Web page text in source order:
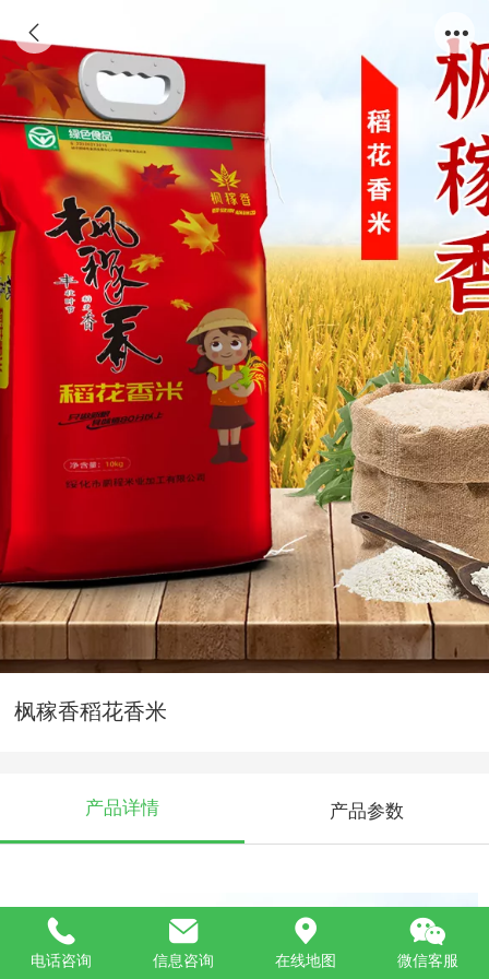
枫稼香稻花香米
产品详情 产品参数
电话咨询 信息咨询 在线地图 微信客服